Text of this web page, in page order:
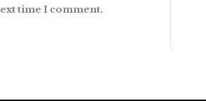
time I comment.